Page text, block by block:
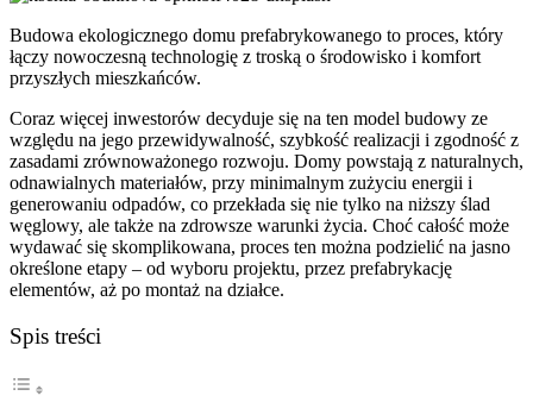
Budowa ekologicznego domu prefabrykowanego to proces, który
łączy nowoczesną technologię z troską o środowisko i komfort
przyszłych mieszkańców.
Coraz więcej inwestorów decyduje się na ten model budowy ze
względu na jego przewidywalność, szybkość realizacji i zgodność z
zasadami zrównoważonego rozwoju. Domy powstają z naturalnych,
odnawialnych materiałów, przy minimalnym zużyciu energii i
generowaniu odpadów, co przekłada się nie tylko na niższy ślad
węglowy, ale także na zdrowsze warunki życia. Choć całość może
wydawać się skomplikowana, proces ten można podzielić na jasno
określone etapy – od wyboru projektu, przez prefabrykację
elementów, aż po montaż na działce.
Spis treści